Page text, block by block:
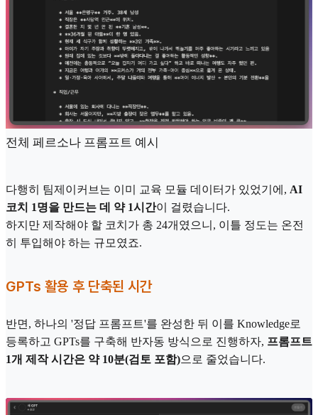
전체 페르소나 프롬프트 예시
다행히 팀제이커브는 이미 교육 모듈 데이터가 있었기에, AI
코치 1명을 만드는 데 약 1시간이 걸렸습니다.
하지만 제작해야 할 코치가 총 24개였으니, 이틀 정도는 온전
히 투입해야 하는 규모였죠.
GPTs 활용 후 단축된 시간
반면, 하나의 '정답 프롬프트'를 완성한 뒤 이를 Knowledge로
등록하고 GPTs를 구축해 반자동 방식으로 진행하자, 프롬프트
1개 제작 시간은 약 10분(검토 포함)으로 줄었습니다.